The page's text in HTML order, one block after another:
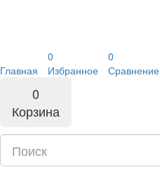
Главная
0
Избранное
0
Сравнение
0
Корзина